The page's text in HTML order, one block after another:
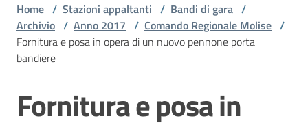
Accesso
Stazioni
Home / Stazioni appaltanti / Bandi di gara /
Archivio / Anno 2017 / Comando Regionale Molise /
Fornitura e posa in opera di un nuovo pennone porta
bandiere
Salta al contenuto
Fornitura e posa in